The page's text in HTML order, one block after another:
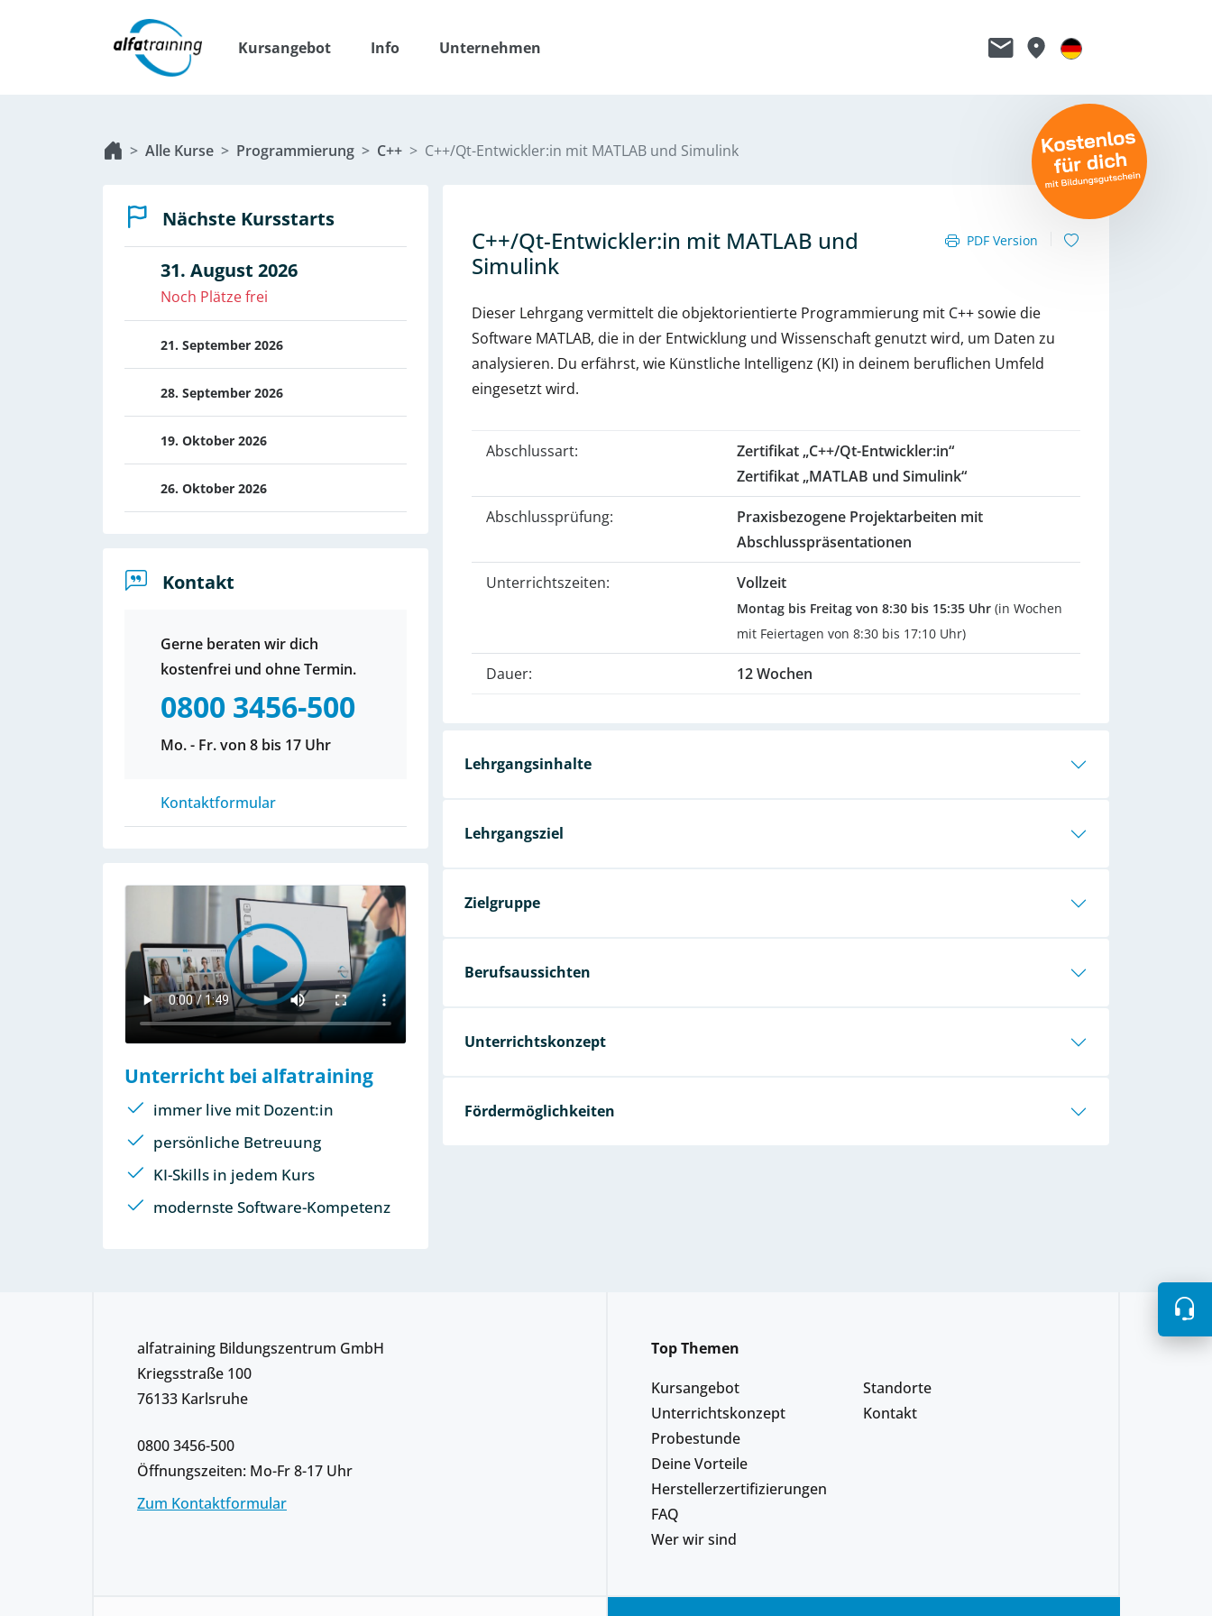
Kursangebot Info Unternehmen
Alle Kurse Programmierung C++ C++/Qt-Entwickler:in mit MATLAB und Simulink
Nächste Kursstarts
31. August 2026
Noch Plätze frei
21. September 2026
28. September 2026
19. Oktober 2026
26. Oktober 2026
Kontakt
Gerne beraten wir dich
kostenfrei und ohne Termin.
0800 3456-500
Mo. - Fr. von 8 bis 17 Uhr
Kontaktformular
Unterricht bei alfatraining
immer live mit Dozent:in
persönliche Betreuung
KI-Skills in jedem Kurs
modernste Software-Kompetenz
C++/Qt-Entwickler:in mit MATLAB und
Simulink
PDF Version
Dieser Lehrgang vermittelt die objektorientierte Programmierung mit C++ sowie die
Software MATLAB, die in der Entwicklung und Wissenschaft genutzt wird, um Daten zu
analysieren. Du erfährst, wie Künstliche Intelligenz (KI) in deinem beruflichen Umfeld
eingesetzt wird.
Abschlussart:
Zertifikat „C++/Qt-Entwickler:in“
Zertifikat „MATLAB und Simulink“
Abschlussprüfung:
Praxisbezogene Projektarbeiten mit
Abschlusspräsentationen
Unterrichtszeiten: Vollzeit
Montag bis Freitag von 8:30 bis 15:35 Uhr(in Wochen
mit Feiertagen von 8:30 bis 17:10 Uhr)
Dauer: 12 Wochen
Lehrgangsinhalte
Lehrgangsziel
Zielgruppe
Berufsaussichten
Unterrichtskonzept
Fördermöglichkeiten
alfatraining Bildungszentrum GmbH
Kriegsstraße 100
76133 Karlsruhe
0800 3456-500
Öffnungszeiten: Mo-Fr 8-17 Uhr
Zum Kontaktformular
Top Themen
Kursangebot
Unterrichtskonzept
Probestunde
Deine Vorteile
Herstellerzertifizierungen
FAQ
Wer wir sind
Standorte
Kontakt